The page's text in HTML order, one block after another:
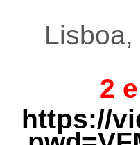
2
https://